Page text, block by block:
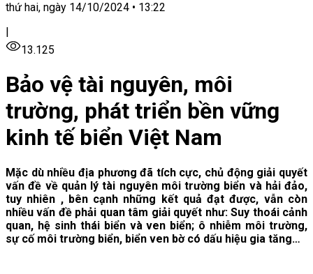
thứ hai, ngày 14/10/2024 • 13:22
|
13.125
Bảo vệ tài nguyên, môi
trường, phát triển bền vững
kinh tế biển Việt Nam
Mặc dù nhiều địa phương đã tích cực, chủ động giải quyết
vấn đề về quản lý tài nguyên môi trường biển và hải đảo,
tuy nhiên , bên cạnh những kết quả đạt được, vẫn còn
nhiều vấn đề phải quan tâm giải quyết như: Suy thoái cảnh
quan, hệ sinh thái biển và ven biển; ô nhiễm môi trường,
sự cố môi trường biển, biển ven bờ có dấu hiệu gia tăng…